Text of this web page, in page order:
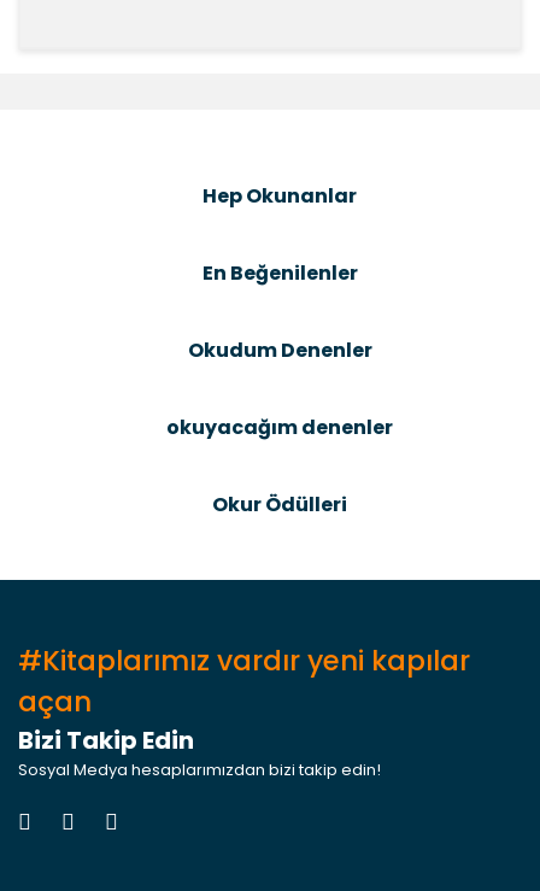
Ürün açıklamasında eksik bilgiler bulunuyor.
Ürün fiyatı diğer sitelerden daha pahalı.
Hep Okunanlar
En Beğenilenler
Okudum Denenler
okuyacağım denenler
Okur Ödülleri
#Kitaplarımız vardır yeni kapılar
açan
Bizi Takip Edin
Sosyal Medya hesaplarımızdan bizi takip edin!